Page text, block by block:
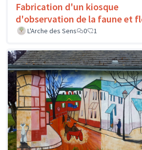
Fabrication d'un kiosque
d'observation de la faune et
L'Arche des Sens
0 1